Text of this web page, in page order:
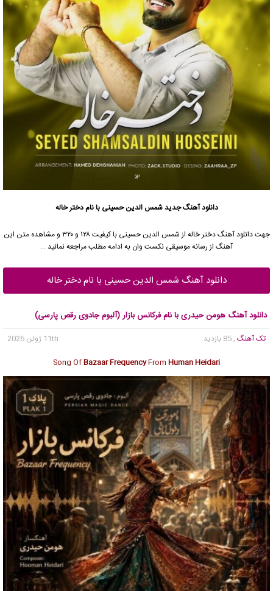
دانلود آهنگ جدیدشمس الدین حسینی با نام دختر خاله
جهت دانلود آهنگ دختر خاله از شمس الدین حسینی با کیفیت ۱۲۸ و ۳۲۰ و مشاهده متن این
آهنگ از رسانه موسیقی نکست وان به ادامه مطلب مراجعه نمائید …
دانلود آهنگ شمس الدین حسینی با نام دختر خاله
دانلود آهنگ هومن حیدری با نام فرکانس بازار (آلبوم جادوی رقص پارسی)
تک آهنگ , 85 بازدید
11th ژوئن 2026
Song OfBazaar FrequencyFrom Human Heidari